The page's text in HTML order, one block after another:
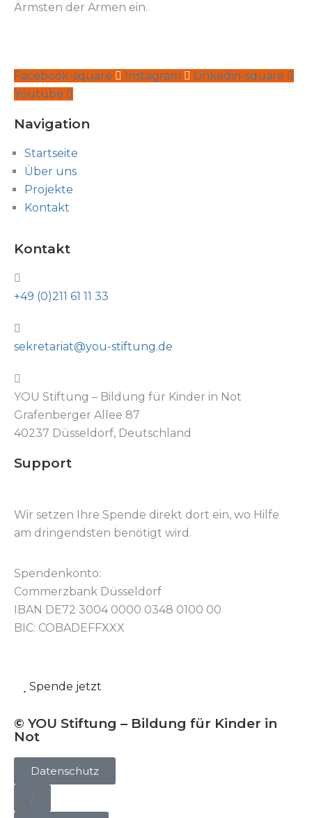
Ärmsten der Armen ein.
Facebook-square Instagram
Linkedin-square
Youtube
Navigation
Startseite
Über uns
Projekte
Kontakt
Kontakt
+49 (0)211 61 11 33
sekretariat@you-stiftung.de
YOU Stiftung – Bildung für Kinder in Not
Grafenberger Allee 87
40237 Düsseldorf, Deutschland
Support
Wir setzen Ihre Spende direkt dort ein, wo Hilfe
am dringendsten benötigt wird.
Spendenkonto:
Commerzbank Düsseldorf
IBAN DE72 3004 0000 0348 0100 00
BIC: COBADEFFXXX
Spende jetzt
© YOU Stiftung – Bildung für Kinder in
Not
Datenschutz
/